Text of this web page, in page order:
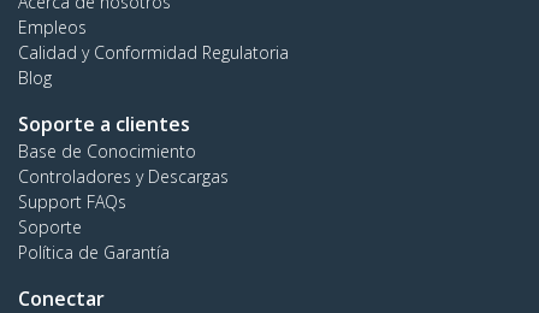
Empleos
Calidad y Conformidad Regulatoria
Blog
Soporte a clientes
Base de Conocimiento
Controladores y Descargas
Support FAQs
Soporte
Política de Garantía
Conectar